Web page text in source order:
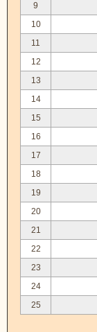
9
10
11
12
13
14
15
16
17
18
19
20
21
22
23
24
25